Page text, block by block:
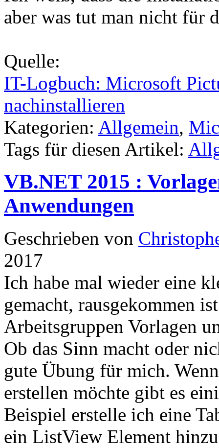
aber was tut man nicht für
Quelle:
IT-Logbuch: Microsoft
nachinstallieren
Kategorien: Allgemein,
Tags für diesen Artikel:
VB.NET 2015 :
Anwendungen
Geschrieben von
2017
Ich habe mal wieder eine
gemacht, rausgekommen
Arbeitsgruppen Vorlagen
Ob das Sinn macht oder
gute Übung für mich.
erstellen möchte gibt es
Beispiel erstelle ich eine
ein ListView Element